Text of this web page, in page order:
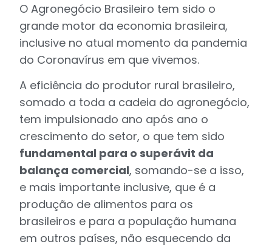
O Agronegócio Brasileiro tem sido o
grande motor da economia brasileira,
inclusive no atual momento da pandemia
do Coronavírus em que vivemos.
A eficiência do produtor rural brasileiro,
somado a toda a cadeia do agronegócio,
tem impulsionado ano após ano o
crescimento do setor, o que tem sido
fundamental para o superávit da
balança comercial, somando-se a isso,
e mais importante inclusive, que é a
produção de alimentos para os
brasileiros e para a população humana
em outros países, não esquecendo da